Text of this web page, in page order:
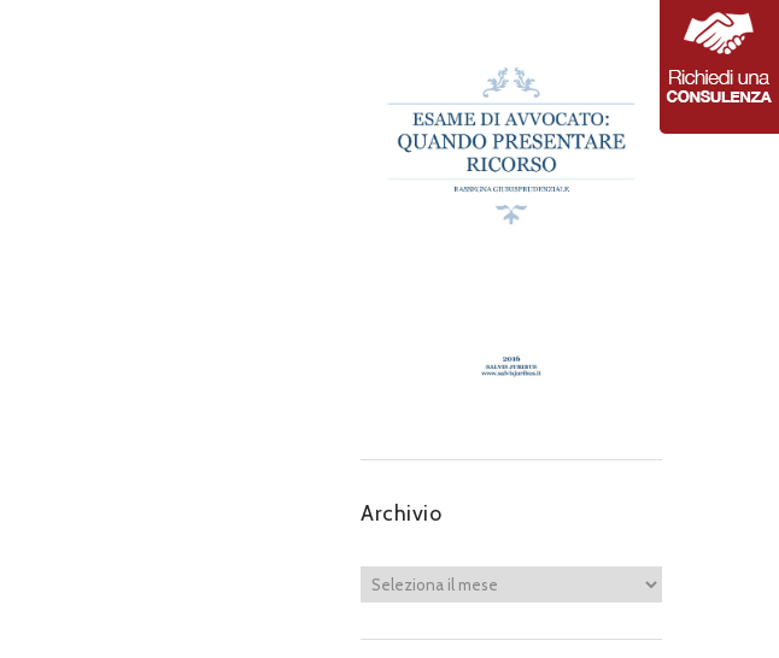
Archivio